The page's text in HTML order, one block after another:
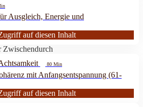
Ausgleich, Energie und
auf diesen Inhalt
Zwischendurch
80 Min
mit Anfangsentspannung (61-
auf diesen Inhalt